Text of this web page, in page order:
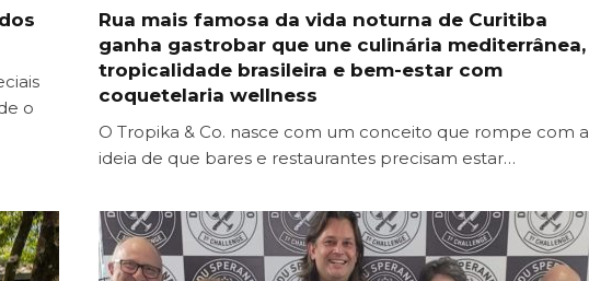
o
Rua mais famosa da vida noturna de Curitiba
ganha gastrobar que une culinária mediterrânea,
tropicalidade brasileira e bem-estar com
coquetelaria wellness
O Tropika & Co. nasce com um conceito que rompe com a
ideia de que bares e restaurantes precisam estar…